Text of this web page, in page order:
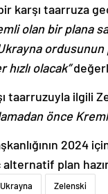
karşı taarruza
olan bir plana
olacak”
taarruzuyla ilgili
önce
2024
plan
Ukrayna Zelenski